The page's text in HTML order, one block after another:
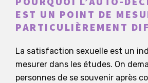
EST UN POINT DE
PARTICULIÈREMENT
La satisfaction sexuelle est un
mesurer dans les études. On
personnes de se souvenir après